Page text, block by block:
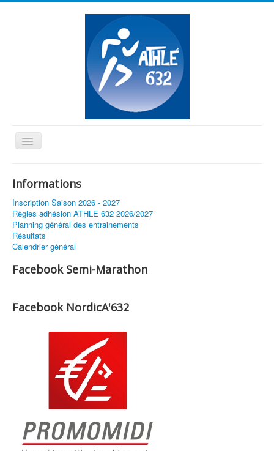
Basculer
la
Vous êtes ici :
Informations
Inscription Saison 2026 - 2027
Règles adhésion ATHLE 632 2026/2027
Planning général des entrainements
Résultats
Calendrier général
Facebook Semi-Marathon
Facebook NordicA'632